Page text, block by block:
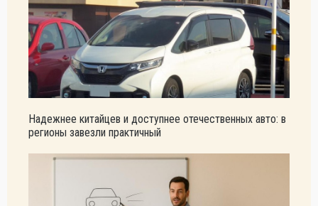
Надежнее китайцев и доступнее отечественных авто: в
регионы завезли практичный